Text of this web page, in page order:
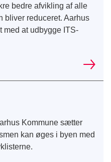
bedre afvikling af alle
bliver reduceret. Aarhus
med at udbygge ITS-
Kommune sætter
kan øges i byen med